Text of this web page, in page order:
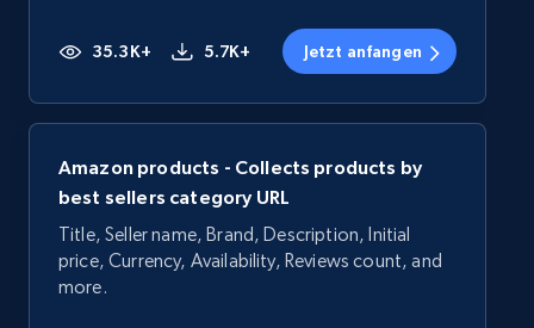
35.3K+ 5.7K+ Jetzt anfangen
Amazon products - Collects products by
best sellers category URL
Title, Seller name, Brand, Description, Initial
price, Currency, Availability, Reviews count, and
more.